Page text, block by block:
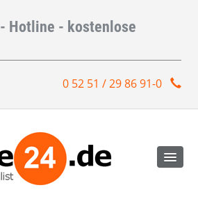
- Hotline - kostenlose
0 52 51 / 29 86 91-0